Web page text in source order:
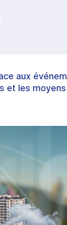
aux
et les